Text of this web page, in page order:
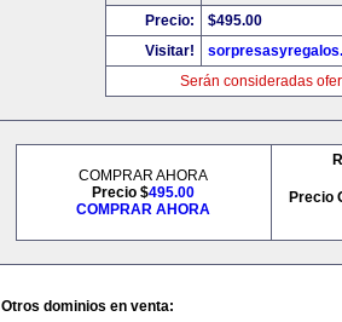
Precio:
$495.00
Visitar!
Serán consideradas
COMPRAR AHORA
Precio $495.00
COMPRAR AHORA
Precio
Otros dominios en venta: